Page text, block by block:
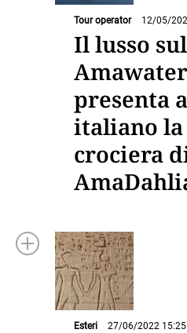
Tour operator 12/05/
Il lusso
presenta
italiano
crociera
Esteri 27/06/2022 15:25